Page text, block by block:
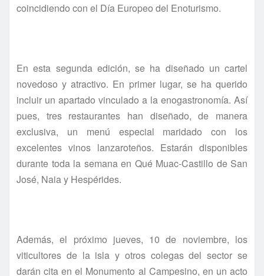
coincidiendo con el Día Europeo del Enoturismo.
En esta segunda edición, se ha diseñado un cartel
novedoso y atractivo. En primer lugar, se ha querido
incluir un apartado vinculado a la enogastronomía. Así
pues, tres restaurantes han diseñado, de manera
exclusiva, un menú especial maridado con los
excelentes vinos lanzaroteños. Estarán disponibles
durante toda la semana en Qué Muac-Castillo de San
José, Naia y Hespérides.
Además, el próximo jueves, 10 de noviembre, los
viticultores de la isla y otros colegas del sector se
darán cita en el Monumento al Campesino, en un acto